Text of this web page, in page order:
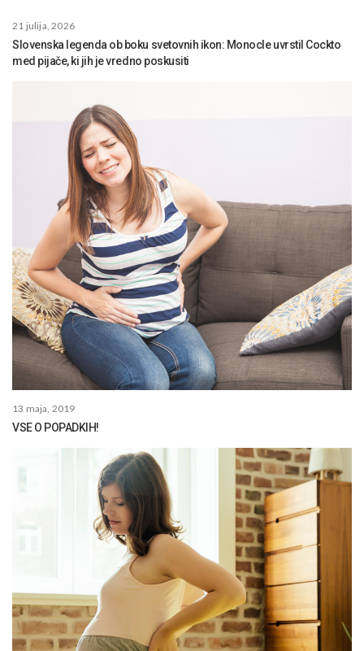
21 julija, 2026
Slovenska legenda ob boku svetovnih ikon: Monocle uvrstil Cockto
med pijače, ki jih je vredno poskusiti
13 maja, 2019
VSE O POPADKIH!